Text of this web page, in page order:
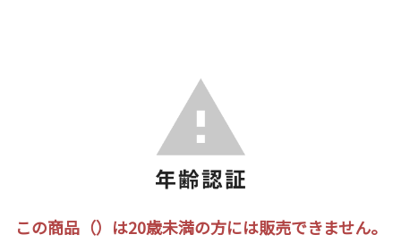
この商品（）は20歳未満の方には販売できません。